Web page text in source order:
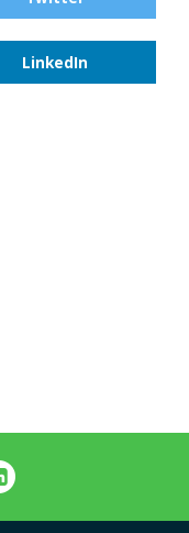
LinkedIn